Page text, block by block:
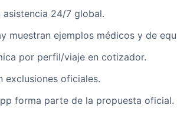
asistencia 24/7 global.
muestran ejemplos médicos y de
por perfil/viaje en cotizador.
exclusiones oficiales.
forma parte de la propuesta oficial.